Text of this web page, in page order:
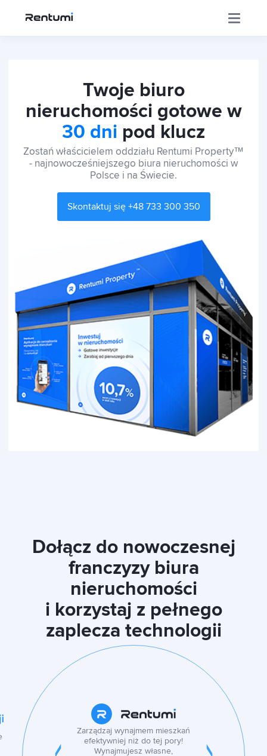
Korporacja
Centrum Inwestora
Franczyza
Kontakt
Polski
Twoje biuro
nieruchomości gotowe w
30 dni pod klucz
Zostań właścicielem oddziału Rentumi Property™
- najnowocześniejszego biura nieruchomości w
Polsce i na Świecie.
Skontaktuj się +48 733 300 350
Dołącz do nowoczesnej
franczyzy biura
nieruchomości
i korzystaj z pełnego
zaplecza technologii
Zarządzaj wynajmem mieszkań
efektywniej niż do tej pory!
Wynajmujesz własne,